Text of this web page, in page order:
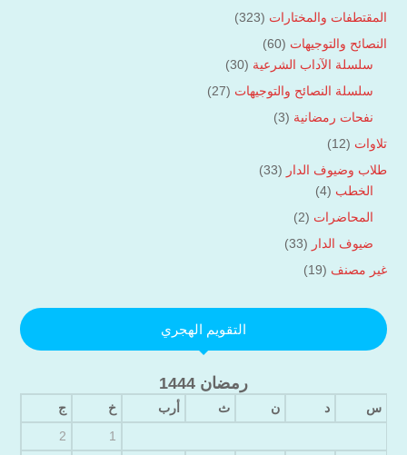
المقتطفات والمختارات (323)
النصائح والتوجيهات (60)
سلسلة الآداب الشرعية (30)
سلسلة النصائح والتوجيهات (27)
نفحات رمضانية (3)
تلاوات (12)
طلاب وضيوف الدار (33)
الخطب (4)
المحاضرات (2)
ضيوف الدار (33)
غير مصنف (19)
التقويم الهجري
رمضان 1444
س د ن ث أرب خ ج
1
2